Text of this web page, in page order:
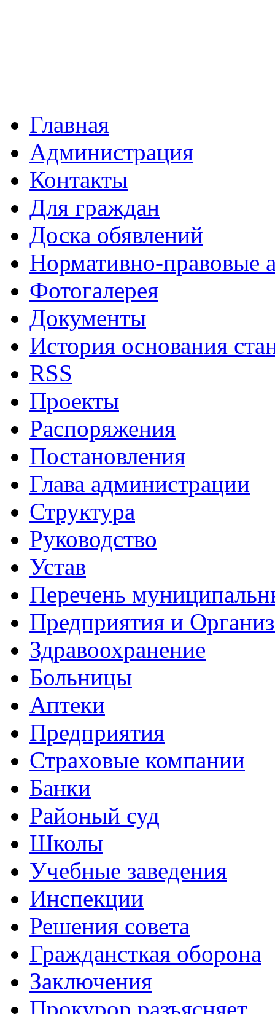
Главная
Администрация
Контакты
Для граждан
Доска обявлений
Нормативно-правовые
Фотогалерея
Документы
История основания
RSS
Проекты
Распоряжения
Постановления
Глава администрации
Структура
Руководство
Устав
Перечень
Предприятия и
Здравоохранение
Больницы
Аптеки
Предприятия
Страховые компании
Банки
Районый суд
Школы
Учебные заведения
Инспекции
Решения совета
Граждансткая оборона
Заключения